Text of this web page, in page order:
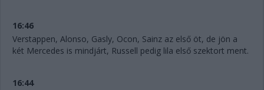
16:46
Verstappen, Alonso, Gasly, Ocon, Sainz az első öt, de jön a
két Mercedes is mindjárt, Russell pedig lila első szektort ment.
16:44